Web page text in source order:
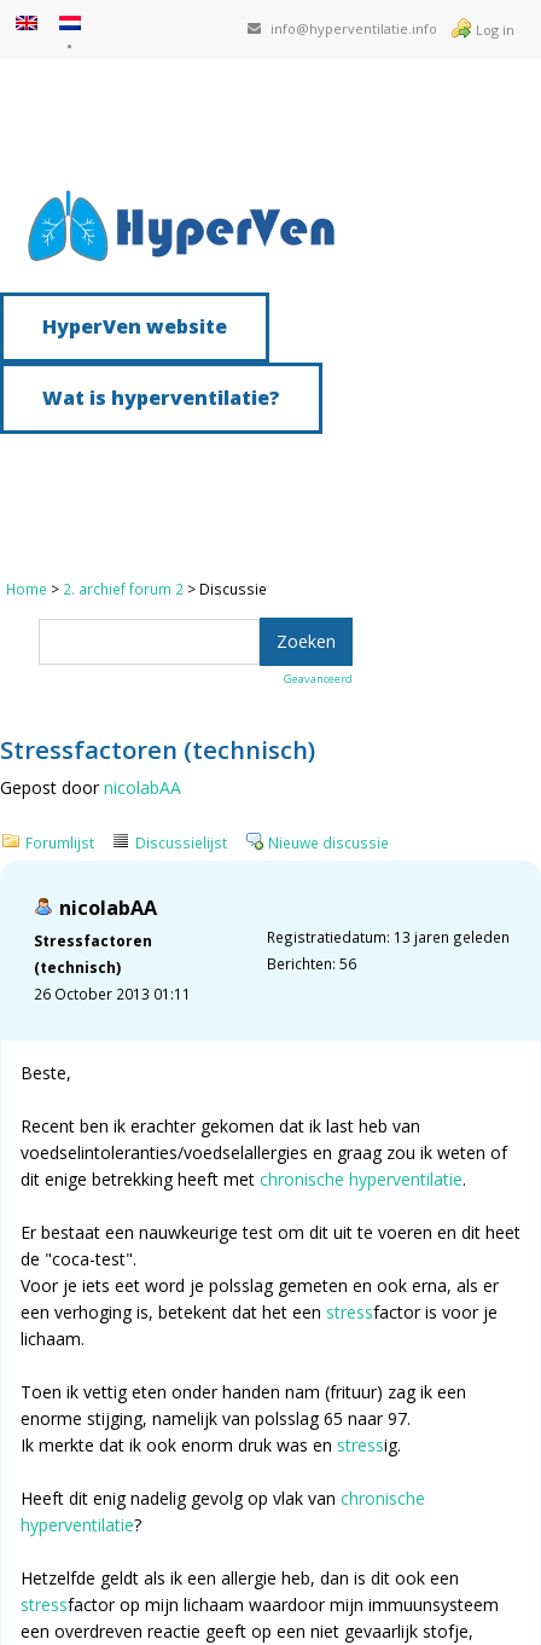
info@hyperventilatie.info Log in
HyperVen website
Wat is hyperventilatie?
Home > 2. archief forum 2 > Discussie
Geavanceerd
Stressfactoren (technisch)
Gepost doornicolabAA
Forumlijst Discussielijst Nieuwe discussie
nicolabAA
Stressfactoren
(technisch)
26 October 2013 01:11
Registratiedatum: 13 jaren geleden
Berichten: 56
Beste,
Recent ben ik erachter gekomen dat ik last heb van
voedselintoleranties/voedselallergies en graag zou ik weten of
dit enige betrekking heeft met chronische hyperventilatie.
Er bestaat een nauwkeurige test om dit uit te voeren en dit heet
de "coca-test".
Voor je iets eet word je polsslag gemeten en ook erna, als er
een verhoging is, betekent dat het een stressfactor is voor je
lichaam.
Toen ik vettig eten onder handen nam (frituur) zag ik een
enorme stijging, namelijk van polsslag 65 naar 97.
Ik merkte dat ik ook enorm druk was en stressig.
Heeft dit enig nadelig gevolg op vlak van chronische
hyperventilatie?
Hetzelfde geldt als ik een allergie heb, dan is dit ook een
stressfactor op mijn lichaam waardoor mijn immuunsysteem
een overdreven reactie geeft op een niet gevaarlijk stofje,